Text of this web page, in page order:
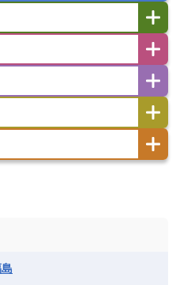
東ティモール民主共和国
ン
カザフスタン
キルギス
レバノン
ウクライナ
オーストリア
共和国
諸島
タヒチ
ウル共和国
ニウエ
ギニア
王国
ン
ケニア